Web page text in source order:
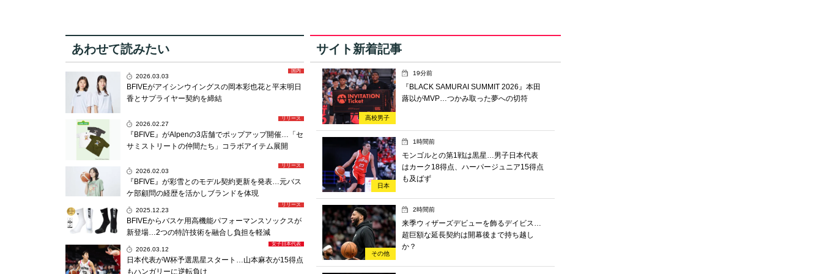
あわせて読みたい
2026.03.03
BFIVEがアイシンウイングスの岡本彩也花と平末明日
香とサプライヤー契約を締結
国内
2026.02.27
『BFIVE』がAlpenの3店舗でポップアップ開催…「セ
サミストリートの仲間たち」コラボアイテム展開
リリース
2026.02.03
『BFIVE』が彩雪とのモデル契約更新を発表…元バス
ケ部顧問の経歴を活かしブランドを体現
リリース
2025.12.23
BFIVEからバスケ用高機能パフォーマンスソックスが
新登場…2つの特許技術を融合し負担を軽減
リリース
2026.03.12
日本代表がW杯予選黒星スタート…山本麻衣が15得点
もハンガリーに逆転負け
女子日本代表
サイト新着記事
高校男子
19分前
『BLACK SAMURAI SUMMIT 2026』本田
蕗以がMVP…つかみ取った夢への切符
日本
1時間前
モンゴルとの第1戦は黒星…男子日本代表
はカーク18得点、ハーパージュニア15得点
も及ばず
その他
2時間前
来季ウィザーズデビューを飾るデイビス…
超巨額な延長契約は開幕後まで持ち越し
か？